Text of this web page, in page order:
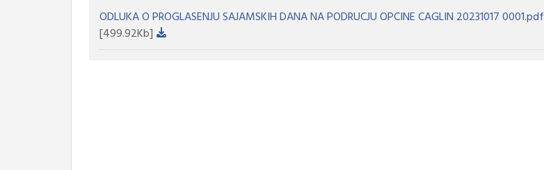
ODLUKA O PROGLASENJU SAJAMSKIH DANA NA PODRUCJU OPCINE CAGLIN 20231017 0001.pdf
[499.92Kb]